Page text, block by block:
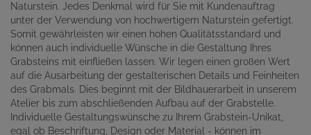
Naturstein. Jedes Denkmal wird für Sie mit Kundenauftrag
unter der Verwendung von hochwertigem Naturstein gefertigt.
Somit gewährleisten wir einen hohen Qualitätsstandard und
können auch individuelle Wünsche in die Gestaltung Ihres
Grabsteins mit einfließen lassen. Wir legen einen großen Wert
auf die Ausarbeitung der gestalterischen Details und Feinheiten
des Grabmals. Dies beginnt mit der Bildhauerarbeit in unserem
Atelier bis zum abschließenden Aufbau auf der Grabstelle.
Individuelle Gestaltungswünsche zu Ihrem Grabstein-Unikat,
egal ob Beschriftung, Design oder Material - können im